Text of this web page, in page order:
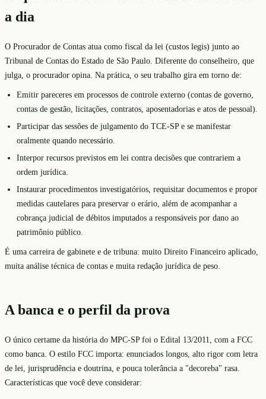
a dia
O Procurador de Contas atua como fiscal da lei (custos legis) junto ao
Tribunal de Contas do Estado de São Paulo. Diferente do conselheiro, que
julga, o procurador opina. Na prática, o seu trabalho gira em torno de:
Emitir pareceres em processos de controle externo (contas de governo,
contas de gestão, licitações, contratos, aposentadorias e atos de pessoal).
Participar das sessões de julgamento do TCE-SP e se manifestar
oralmente quando necessário.
Interpor recursos previstos em lei contra decisões que contrariem a
ordem jurídica.
Instaurar procedimentos investigatórios, requisitar documentos e propor
medidas cautelares para preservar o erário, além de acompanhar a
cobrança judicial de débitos imputados a responsáveis por dano ao
patrimônio público.
É uma carreira de gabinete e de tribuna: muito Direito Financeiro aplicado,
muita análise técnica de contas e muita redação jurídica de peso.
A banca e o perfil da prova
O único certame da história do MPC-SP foi o Edital 13/2011, com a FCC
como banca. O estilo FCC importa: enunciados longos, alto rigor com letra
de lei, jurisprudência e doutrina, e pouca tolerância a "decoreba" rasa.
Características que você deve considerar: